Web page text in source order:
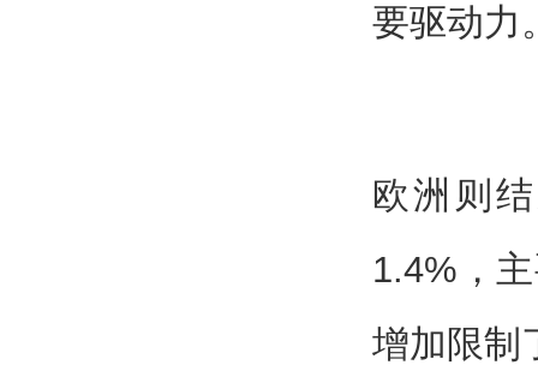
要驱动力
欧洲则
1.4%，
增加限制